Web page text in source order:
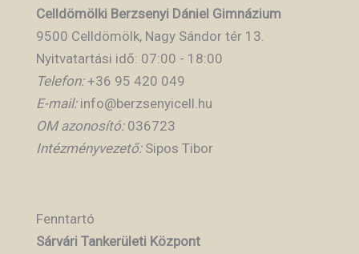
Celldömölki Berzsenyi Dániel Gimnázium
9500 Celldömölk, Nagy Sándor tér 13.
Nyitvatartási idő: 07:00 - 18:00
Telefon:+36 95 420 049
E-mail:info@berzsenyicell.hu
OM azonosító:036723
Intézményvezető:Sipos Tibor
Fenntartó
Sárvári Tankerületi Központ